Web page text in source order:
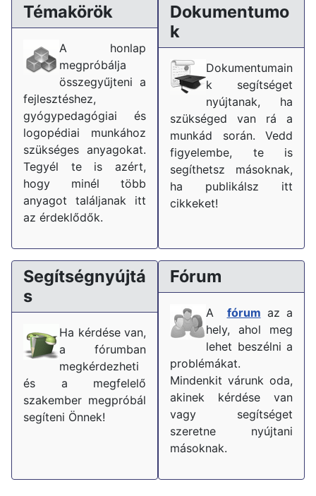
Témakörök
A honlap
megpróbálja
összegyűjteni a
fejlesztéshez,
gyógypedagógiai és
logopédiai munkához
szükséges anyagokat.
Tegyél te is azért,
hogy minél több
anyagot találjanak itt
az érdeklődők.
Dokumentumo
k
Dokumentumain
k segítséget
nyújtanak, ha
szükséged van rá a
munkád során. Vedd
figyelembe, te is
segíthetsz másoknak,
ha publikálsz itt
cikkeket!
Segítségnyújtá
s
Ha kérdése van,
a fórumban
megkérdezheti
és a megfelelő
szakember megpróbál
segíteni Önnek!
Fórum
A fórum az a
hely, ahol meg
lehet beszélni a
problémákat.
Mindenkit várunk oda,
akinek kérdése van
vagy segítséget
szeretne nyújtani
másoknak.